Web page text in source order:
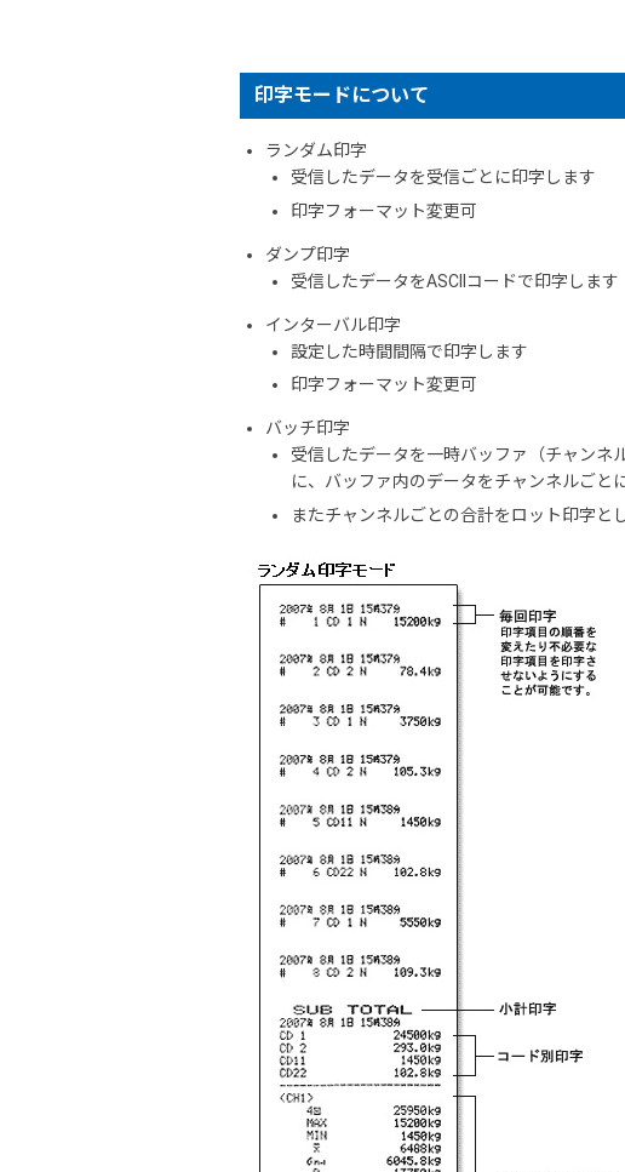
印字モードについて
ランダム印字
受信したデータを受信ごとに印字します
印字フォーマット変更可
ダンプ印字
受信したデータをASCIIコードで印字します
インターバル印字
設定した時間間隔で印字します
印字フォーマット変更可
バッチ印字
受信したデータを一時バッファ（チャンネ
に、バッファ内のデータをチャンネルごと
またチャンネルごとの合計をロット印字と